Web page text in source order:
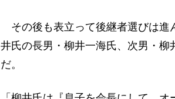
その後も表立って後継者選びは進
井氏の長男・柳井一海氏、次男・
だ。